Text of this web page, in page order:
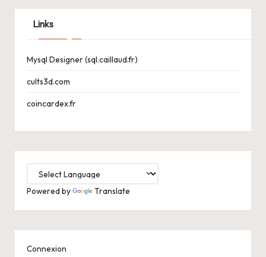
Links
Mysql Designer (sql.caillaud.fr)
cults3d.com
coincardex.fr
Powered by Translate
Connexion